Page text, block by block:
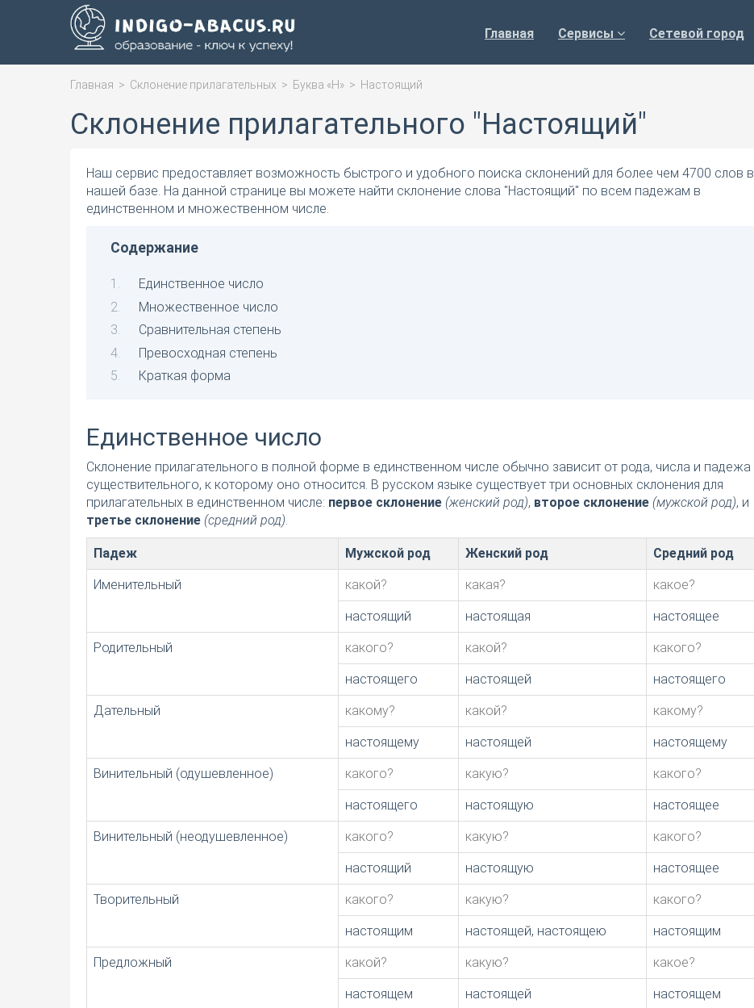
Главная Сервисы Сетевой город
Главная > Склонение прилагательных > Буква «Н» > Настоящий
Склонение прилагательного "Настоящий"
Наш сервис предоставляет возможность быстрого и удобного поиска склонений для более чем 4700 слов в
нашей базе. На данной странице вы можете найти склонение слова "Настоящий" по всем падежам в
единственном и множественном числе.
Содержание
Единственное число
Множественное число
Сравнительная степень
Превосходная степень
Краткая форма
Единственное число
Склонение прилагательного в полной форме в единственном числе обычно зависит от рода, числа и падежа
существительного, к которому оно относится. В русском языке существует три основных склонения для
прилагательных в единственном числе: первое склонение (женский род), второе склонение (мужской род), и
третье склонение (средний род).
Падеж Мужской род Женский род Средний род
Именительный какой? какая? какое?
настоящий настоящая настоящее
Родительный какого? какой? какого?
настоящего настоящей настоящего
Дательный какому? какой? какому?
настоящему настоящей настоящему
Винительный (одушевленное) какого? какую? какого?
настоящего настоящую настоящее
Винительный (неодушевленное) какого? какую? какого?
настоящий настоящую настоящее
Творительный какого? какую? какого?
настоящим настоящей, настоящею настоящим
Предложный какой? какую? какое?
настоящем настоящей настоящем